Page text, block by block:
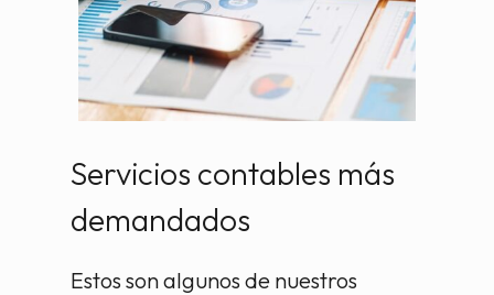
Servicios contables más
demandados
Estos son algunos de nuestros